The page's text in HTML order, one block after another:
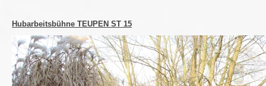
Hubarbeitsbühne TEUPEN ST 15